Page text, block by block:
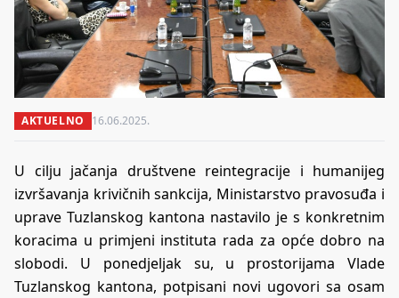
AKTUELNO 16.06.2025.
U cilju jačanja društvene reintegracije i humanijeg
izvršavanja krivičnih sankcija, Ministarstvo pravosuđa i
uprave Tuzlanskog kantona nastavilo je s konkretnim
koracima u primjeni instituta rada za opće dobro na
slobodi. U ponedjeljak su, u prostorijama Vlade
Tuzlanskog kantona, potpisani novi ugovori sa osam